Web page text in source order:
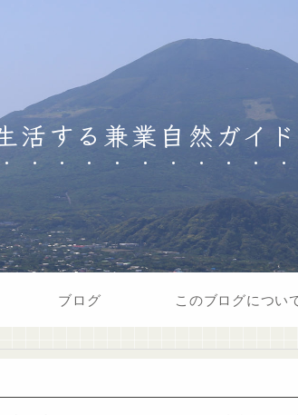
活する兼業自然ガイ
ブログ このブログについ